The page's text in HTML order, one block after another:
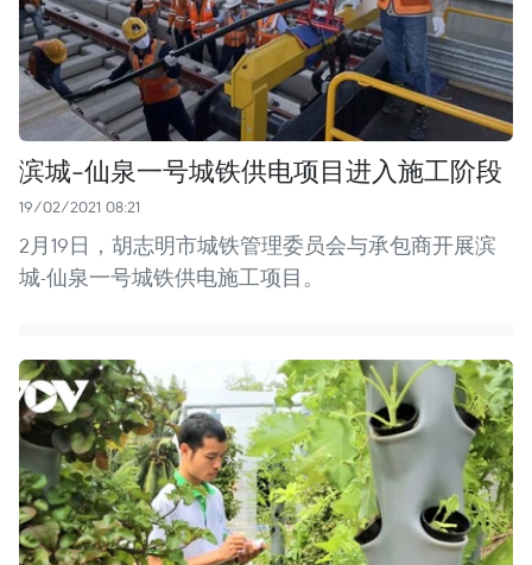
滨城-仙泉一号城铁供电项目进入施工阶段
19/02/2021 08:21
2月19日，胡志明市城铁管理委员会与承包商开展滨
城-仙泉一号城铁供电施工项目。